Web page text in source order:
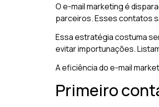
O e-mail marketing é
parceiros. Esses contatos
Essa estratégia costuma
evitar importunações.
A eficiência do e-mail
Primeiro